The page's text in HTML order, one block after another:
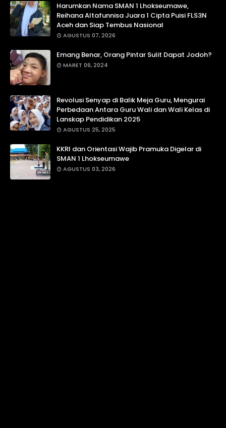
Harumkan Nama SMAN 1 Lhokseumawe,
Reihana Altafunnisa Juara 1 Cipta Puisi FLS3N
Aceh dan Siap Tembus Nasional
AGUSTUS 07, 2026
Emang Benar, Orang Pintar Sulit Dapat Jodoh?
MARET 06, 2024
Revolusi Senyap di Balik Meja Guru, Mengurai
Perbedaan Antara Guru Wali dan Wali Kelas di
Lanskap Pendidikan 2025
AGUSTUS 25, 2025
KKRI dan Orientasi Wajib Pramuka Digelar di
SMAN 1 Lhokseumawe
AGUSTUS 03, 2026